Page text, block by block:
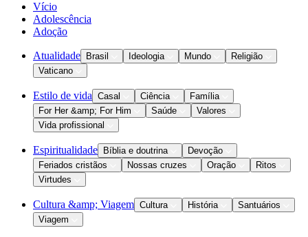
Vício
Adolescência
Adoção
Atualidade Brasil Ideologia Mundo
Religião
Vaticano
Estilo de vida Casal Ciência
Família
For Her &amp; For Him
Saúde
Valores
Vida profissional
Espiritualidade Bíblia e doutrina
Devoção
Feriados cristãos
Nossas cruzes Oração
Ritos
Virtudes
Cultura &amp; Viagem Cultura História
Santuários
Viagem